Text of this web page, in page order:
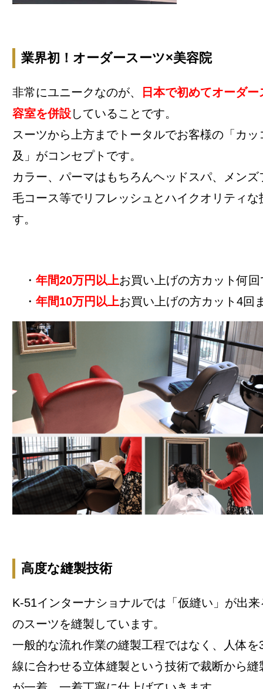
業界初！オーダースーツ×美容院
非常にユニークなのが、
日本で初めてオーダ
容室を併設していることです。
スーツから上方までトータルでお客様の「カ
及」がコンセプトです。
カラー、パーマはもちろんヘッドスパ、メン
毛コース等でリフレッシュとハイクオリティな
す。
・ 年間20万円以上お買い上げの方カット何
・ 年間10万円以上お買い上げの方カット4回
高度な縫製技術
K-51インターナショナルでは「仮縫い」が出
のスーツを縫製しています。
一般的な流れ作業の縫製工程ではなく、人体
線に合わせる立体縫製という技術で裁断から